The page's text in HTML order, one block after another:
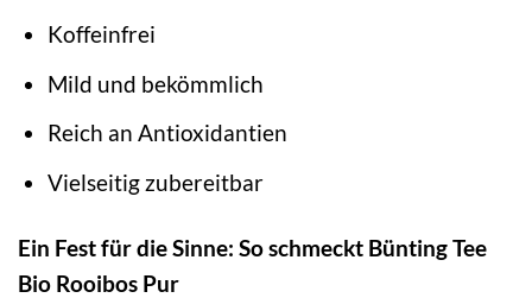
Koffeinfrei
Mild und bekömmlich
Reich an Antioxidantien
Vielseitig zubereitbar
Ein Fest für die Sinne: So schmeckt Bünting Tee
Bio Rooibos Pur